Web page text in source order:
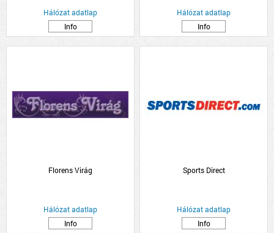
Hálózat adatlap
Info
Hálózat adatlap
Info
Florens Virág
Hálózat adatlap
Info
Sports Direct
Hálózat adatlap
Info